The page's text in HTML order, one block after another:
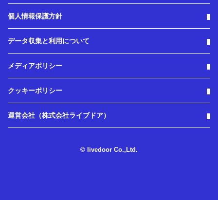
個人情報保護方針
データ収集と利用について
メディアポリシー
クッキーポリシー
運営会社（株式会社ライブドア）
© livedoor Co.,Ltd.